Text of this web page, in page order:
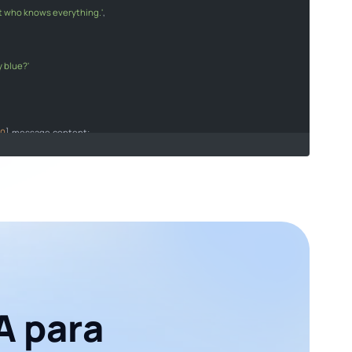
who knows everything.',
blue?'
0]. message content;
who knows everything."
blue?"
para